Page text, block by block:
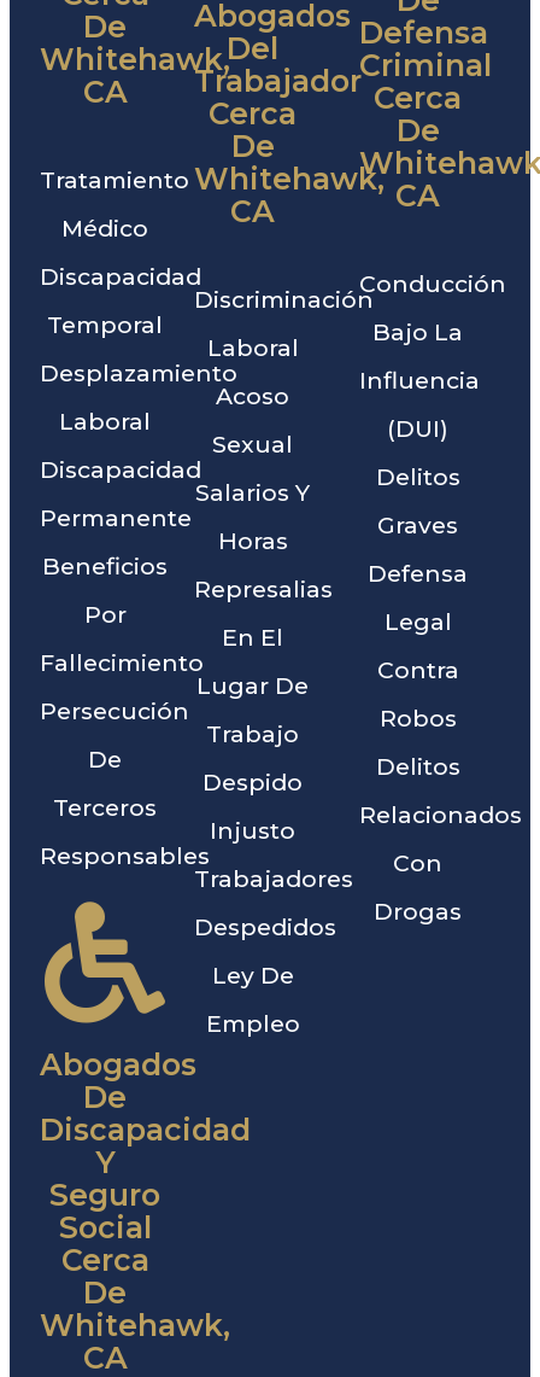
De
Whitehawk,
CA
Tratamiento
Médico
Discapacidad
Temporal
Desplazamiento
Laboral
Discapacidad
Permanente
Beneficios
Por
Fallecimiento
Persecución
De
Terceros
Responsables
Abogados
De
Discapacidad
Y
Seguro
Social
Cerca
De
Whitehawk,
CA
Abogados
Del
Trabajador
Cerca
De
Whitehawk,
CA
Discriminación
Laboral
Acoso
Sexual
Salarios Y
Horas
Represalias
En El
Lugar De
Trabajo
Despido
Injusto
Trabajadores
Despedidos
Ley De
Empleo
Defensa
Criminal
Cerca
De
CA
Conducción
Bajo La
Influencia
(DUI)
Delitos
Graves
Defensa
Legal
Contra
Robos
Delitos
Relacionados
Con
Drogas